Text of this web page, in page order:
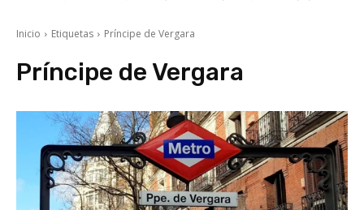
Inicio Etiquetas Príncipe de Vergara
Príncipe de Vergara